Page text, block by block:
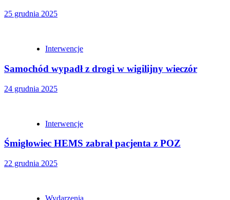
25 grudnia 2025
Interwencje
Samochód wypadł z drogi w wigilijny wieczór
24 grudnia 2025
Interwencje
Śmigłowiec HEMS zabrał pacjenta z POZ
22 grudnia 2025